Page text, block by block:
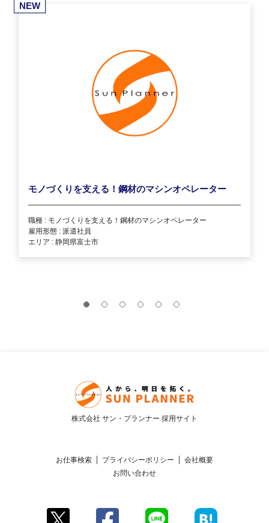
NEW
モノづくりを支える！鋼材のマシンオペレーター
職種 : モノづくりを支える！鋼材のマシンオペレーター
雇用形態 : 派遣社員
エリア : 静岡県富士市
株式会社 サン・プランナー 採用サイト
お仕事検索 プライバシーポリシー
会社概要
お問い合わせ